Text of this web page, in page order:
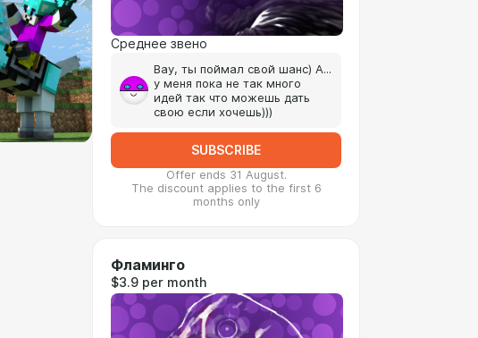
Среднее звено
Вау, ты поймал свой шанс) А...
у меня пока не так много
идей так что можешь дать
свою если хочешь)))
SUBSCRIBE
Offer ends 31 August.
The discount applies to the first 6
months only
Фламинго
$3.9 per month